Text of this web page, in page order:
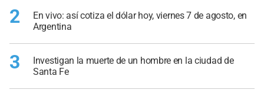
2
En vivo: así cotiza el dólar hoy, viernes 7 de agosto, en
Argentina
3
Investigan la muerte de un hombre en la ciudad de
Santa Fe